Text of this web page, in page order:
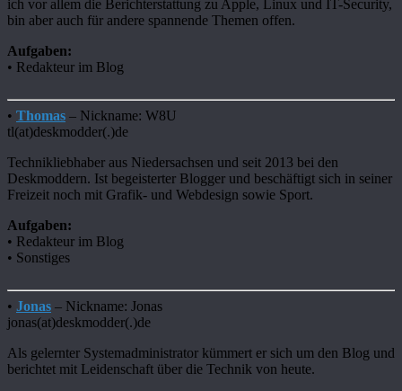
ich vor allem die Berichterstattung zu Apple, Linux und IT-Security,
bin aber auch für andere spannende Themen offen.
Aufgaben:
• Redakteur im Blog
• Thomas – Nickname: W8U
tl(at)deskmodder(.)de
Technikliebhaber aus Niedersachsen und seit 2013 bei den
Deskmoddern. Ist begeisterter Blogger und beschäftigt sich in seiner
Freizeit noch mit Grafik- und Webdesign sowie Sport.
Aufgaben:
• Redakteur im Blog
• Sonstiges
• Jonas – Nickname: Jonas
jonas(at)deskmodder(.)de
Als gelernter Systemadministrator kümmert er sich um den Blog und
berichtet mit Leidenschaft über die Technik von heute.